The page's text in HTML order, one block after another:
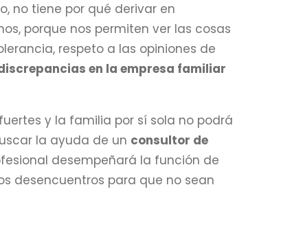
no tiene por qué derivar en
porque nos permiten ver las cosas
respeto a las opiniones de
en la empresa familiar
y la familia por sí sola no podrá
la ayuda de un consultor de
desempeñará la función de
desencuentros para que no sean